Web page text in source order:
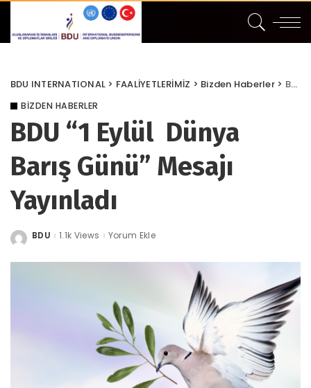
BDU INTERNATIONAL > FAALİYETLERİMİZ > Bizden Haberler> BDU “1 Eylül Dünya Barış Günü” Mesajı Yayınladı
BIZDEN HABERLER
BDU “1 Eylül Dünya
Barış Günü” Mesajı
Yayınladı
Posted
BDU 1.1k Views Yorum Ekle